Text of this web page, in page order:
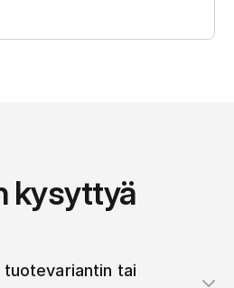
kysyttyä
tuotevariantin tai